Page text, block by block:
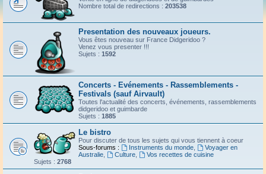
Nombre total de redirections : 203538
Presentation des nouveaux joueurs.
Vous êtes nouveau sur France Didgeridoo ?
Venez vous presenter !!!
Sujets : 1592
Concerts - Evénements - Rassemblements -
Festivals (sauf Airvault)
Toutes l'actualité des concerts, événements, rassemblements
didgeridoo et guimbarde
Sujets : 1885
Le bistro
Pour discuter de tous les sujets qui vous tiennent à coeur
Sous-forums :
Instruments du monde,
Voyager en
Australie
Culture,
Vos recettes de cuisine
Sujets : 2768